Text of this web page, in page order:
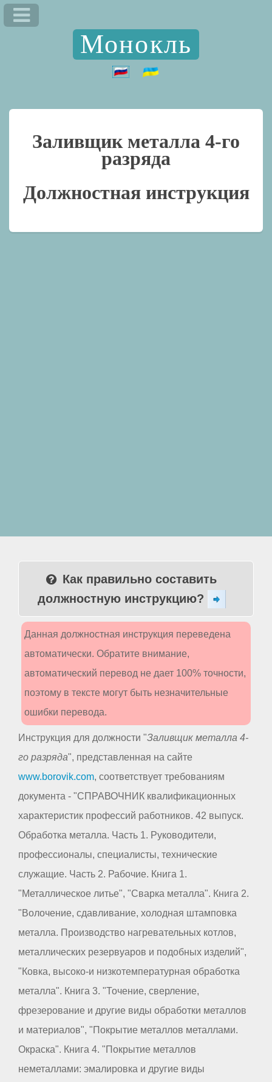
Монокль
Заливщик металла 4-го
разряда
Должностная инструкция
Как правильно составить
должностную инструкцию?
Данная должностная инструкция переведена
автоматически. Обратите внимание,
автоматический перевод не дает 100% точности,
поэтому в тексте могут быть незначительные
ошибки перевода.
Инструкция для должности "Заливщик металла 4-
го разряда", представленная на сайте
www.borovik.com, соответствует требованиям
документа - "СПРАВОЧНИК квалификационных
характеристик профессий работников. 42 выпуск.
Обработка металла. Часть 1. Руководители,
профессионалы, специалисты, технические
служащие. Часть 2. Рабочие. Книга 1.
"Металлическое литье", "Сварка металла". Книга 2.
"Волочение, сдавливание, холодная штамповка
металла. Производство нагревательных котлов,
металлических резервуаров и подобных изделий",
"Ковка, высоко-и низкотемпературная обработка
металла". Книга 3. "Точение, сверление,
фрезерование и другие виды обработки металлов
и материалов", "Покрытие металлов металлами.
Окраска". Книга 4. "Покрытие металлов
неметаллами: эмалировка и другие виды